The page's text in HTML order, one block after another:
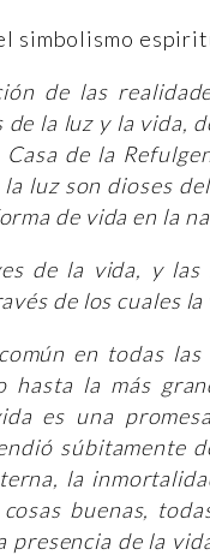
simbolismo
de las
la luz y la vida,
de la
luz son dioses
de vida en la
de la vida, y
de los cuales
en todas
hasta la más
es una
súbitamente
la
buenas,
de la